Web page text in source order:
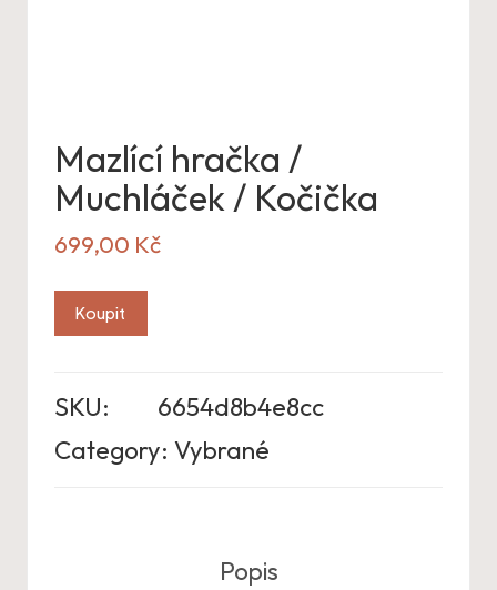
Mazlící hračka /
Muchláček / Kočička
699,00 Kč
Koupit
SKU:
6654d8b4e8cc
Category: Vybrané
Popis